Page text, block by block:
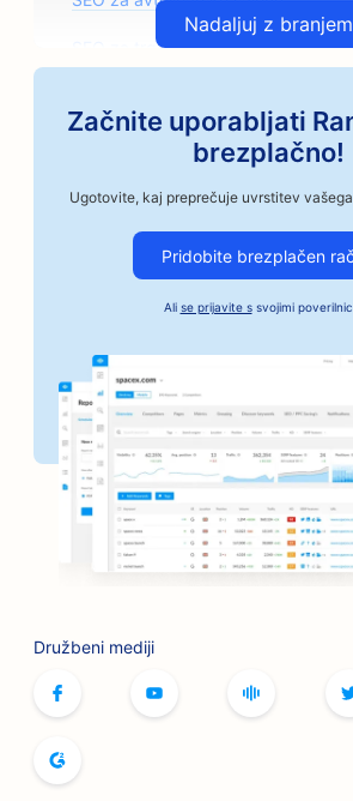
SEO za trgovine z avtomobilskimi
SEO za avtomehanične delavnice
SEO za obrtne pražarne kave
SEO za storitve Bail Bonds
SEO za frizerske salone
SEO za banke
SEO za knjigarne
SEO za sklepe za peko na žaru
SEO za kavarne z namiznimi igrami
SEO za pekarne kruha
Nadaljuj z branjem
Začnite uporabljati
brezplačno!
Ugotovite, kaj preprečuje uvrstitev
Pridobite brezplačen
Ali se prijavite ssvojimi
Družbeni mediji